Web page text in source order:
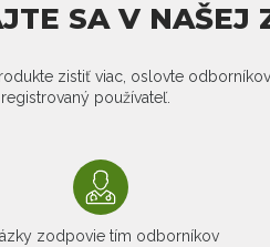
SA V NAŠEJ
zistiť viac, oslovte
používateľ.
zodpovie tím odborníkov